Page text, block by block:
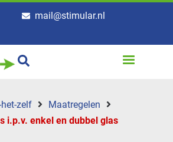
mail@stimular.nl
het-zelf
Maatregelen
i.p.v. enkel en dubbel glas